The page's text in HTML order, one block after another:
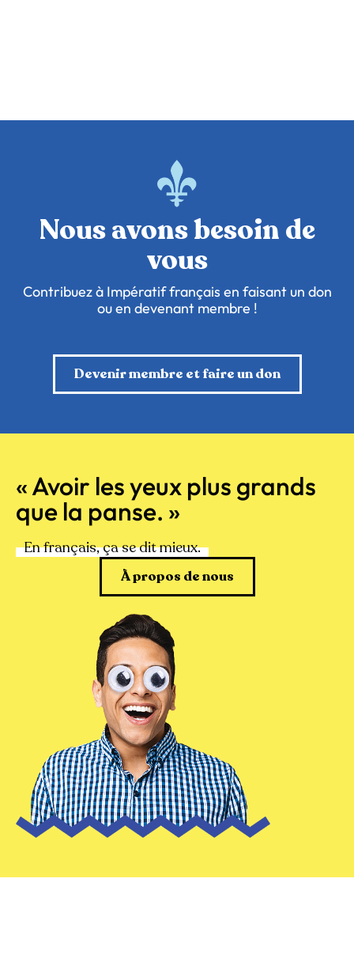
Nous avons besoin de
vous
Contribuez à Impératif français en faisant un don
ou en devenant membre !
Devenir membre et faire un don
« Avoir les yeux plus grands
que la panse. »
En français, ça se dit mieux.
À propos de nous